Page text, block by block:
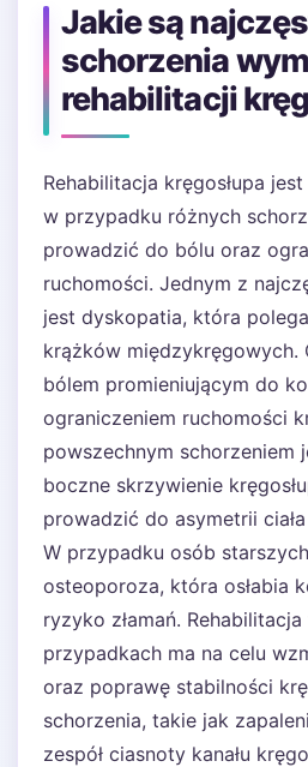
Jakie są
schorzenia
rehabilitacji
Rehabilitacja kręgosłupa
w przypadku różnych
prowadzić do bólu oraz
ruchomości. Jednym z
jest dyskopatia, która
krążków międzykręgowych.
bólem promieniującym do
ograniczeniem ruchomości
powszechnym schorzeniem
boczne skrzywienie
prowadzić do asymetrii
W przypadku osób
osteoporoza, która osłabia
ryzyko złamań.
przypadkach ma na celu
oraz poprawę stabilności
schorzenia, takie jak
zespół ciasnoty kanału